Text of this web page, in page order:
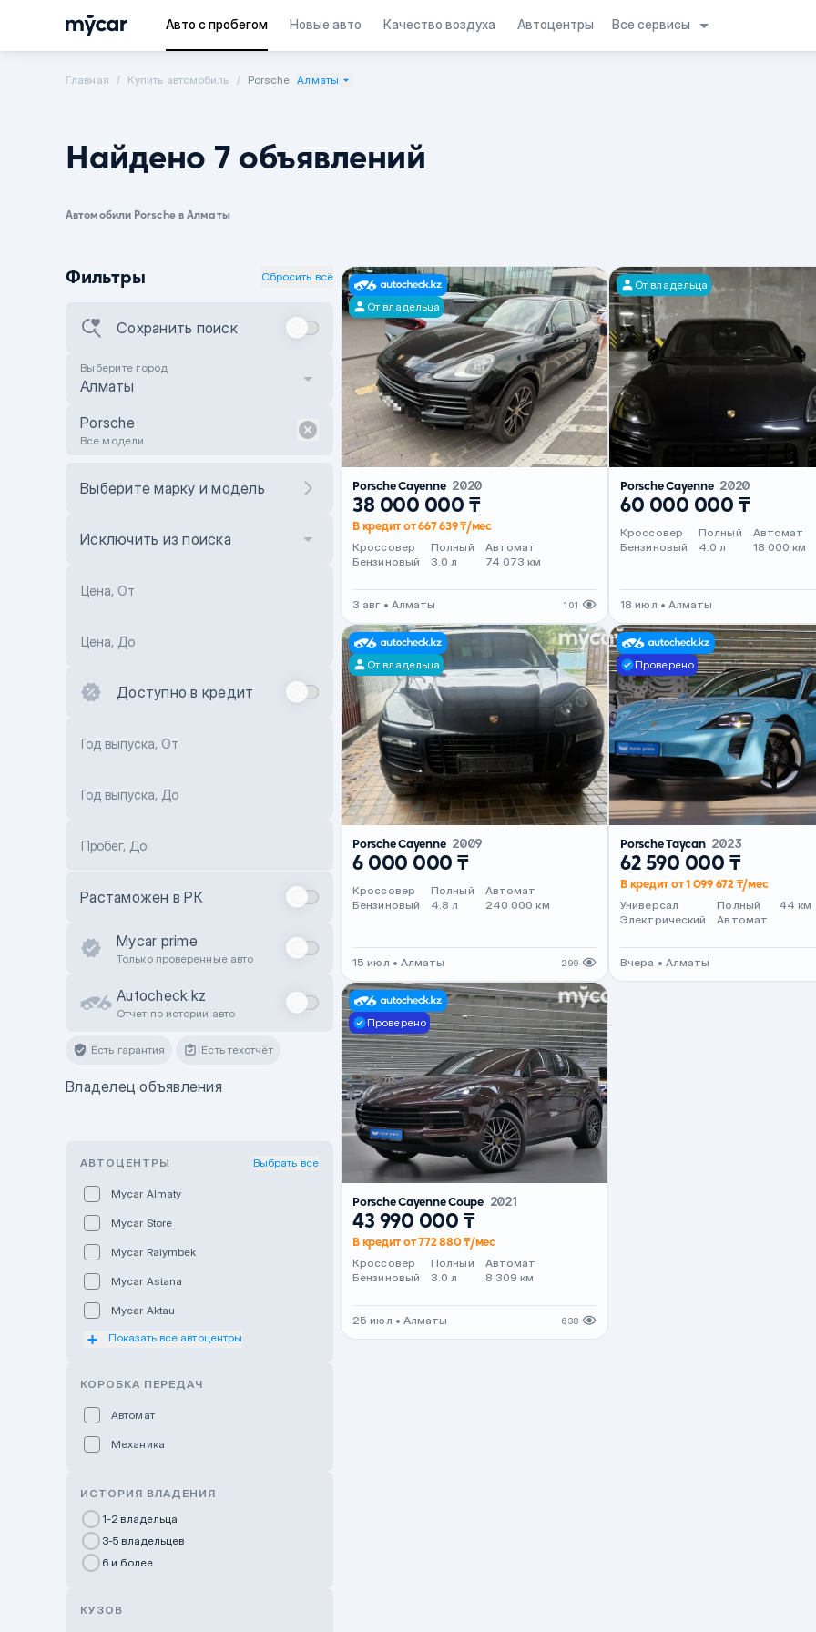
Авто с пробегом Новые авто Качество воздуха Автоцентры Все сервисы
Главная Купить автомобиль Porsche Алматы
Найдено 7 объявлений
Автомобили Porsche в Алматы
Фильтры Сбросить всё
Сохранить поиск
Выберите город
Алматы
Porsche
Все модели
Выберите марку и модель
Исключить из поиска
Цена, От
Цена, До
Доступно в кредит
Год выпуска, От
Год выпуска, До
Пробег, До
Растаможен в РК
Mycar prime
Только проверенные авто
Autocheck.kz
Отчет по истории авто
Есть гарантия Есть техотчёт
Владелец объявления
АВТОЦЕНТРЫ Выбрать все
Mycar Almaty
Mycar Store
Mycar Raiymbek
Mycar Astana
Mycar Aktau
Mycar Uralsk
GWM Nurly Zhol
Chery Astana
Показать все автоцентры
КОРОБКА ПЕРЕДАЧ
Автомат
Механика
ИСТОРИЯ ВЛАДЕНИЯ
1-2 владельца
3-5 владельцев
6 и более
КУЗОВ
От владельца
Porsche Cayenne 2020
38 000 000 ₸
В кредит от 667 639 ₸/мес
Кроссовер
Бензиновый
Полный
3.0 л
Автомат
74 073 км
3 авг • Алматы 101
От владельца
Porsche Cayenne 2020
60 000 000 ₸
Кроссовер
Бензиновый
Полный
4.0 л
Автомат
18 000 км
18 июл • Алматы
От владельца
Porsche Cayenne 2009
6 000 000 ₸
Кроссовер
Бензиновый
Полный
4.8 л
Автомат
240 000 км
15 июл • Алматы 299
Проверено
Porsche Taycan 2023
62 590 000 ₸
В кредит от 1 099 672 ₸/мес
Универсал
Электрический
Полный
Автомат
44 км
Вчера • Алматы
Проверено
Porsche Cayenne Coupe 2021
43 990 000 ₸
В кредит от 772 880 ₸/мес
Кроссовер
Бензиновый
Полный
3.0 л
Автомат
8 309 км
25 июл • Алматы 638